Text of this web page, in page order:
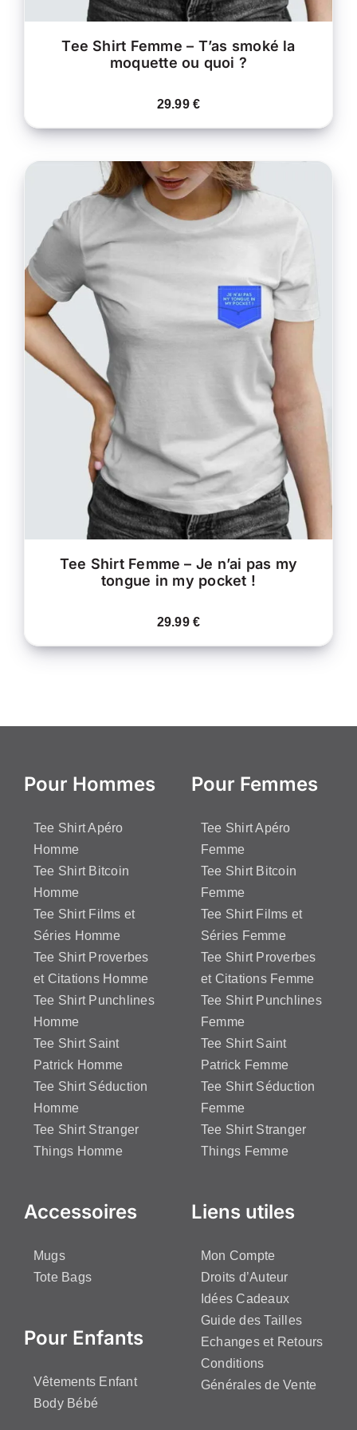
DU
Tee Shirt Femme – T’as smoké la
moquette ou quoi ?
29.99€
PRODUIT
PLUSIEURS
VARIATIONS.
LES
OPTIONS
PEUVENT
CHOISIES
LA
PAGE
DU
DÉTAILS
Tee Shirt Femme – Je n’ai pas my
tongue in my pocket !
29.99€
Pour Hommes
Tee Shirt Apéro
Homme
Tee Shirt Bitcoin
Homme
Tee Shirt Films et
Séries Homme
Tee Shirt Proverbes
et Citations Homme
Tee Shirt Punchlines
Homme
Tee Shirt Saint
Patrick Homme
Tee Shirt Séduction
Homme
Tee Shirt Stranger
Things Homme
Pour Femmes
Tee Shirt Apéro
Femme
Tee Shirt Bitcoin
Femme
Tee Shirt Films et
Séries Femme
Tee Shirt Proverbes
et Citations Femme
Tee Shirt Punchlines
Femme
Tee Shirt Saint
Patrick Femme
Tee Shirt Séduction
Femme
Tee Shirt Stranger
Things Femme
Accessoires
Mugs
Tote Bags
Pour Enfants
Vêtements Enfant
Body Bébé
Liens utiles
Mon Compte
Droits d’Auteur
Idées Cadeaux
Guide des Tailles
Echanges et Retours
Conditions
Générales de Vente